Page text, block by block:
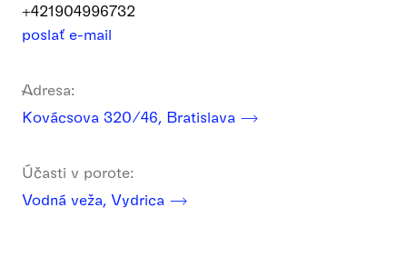
+421904996732
poslať e-mail
Adresa:
Kovácsova 320/46, Bratislava
Účasti v porote:
Vodná veža, Vydrica